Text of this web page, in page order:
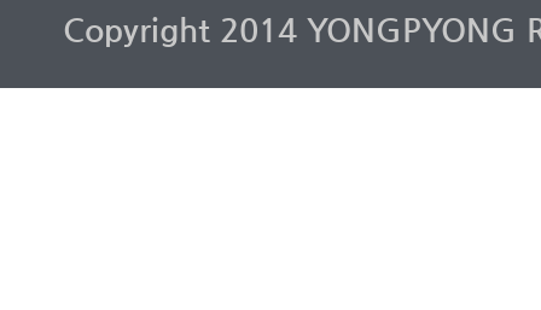
Copyright 2014 YONGPYONG